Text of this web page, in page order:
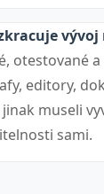
otestované
editory,
museli
sami.